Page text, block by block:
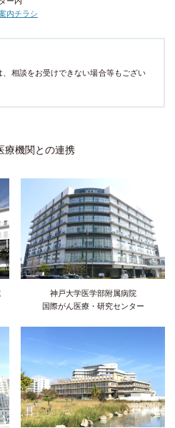
内チラシ
相談をお受けできない場合等もござい
療機関との連携
神戸大学医学部附属病院
国際がん医療・研究センター